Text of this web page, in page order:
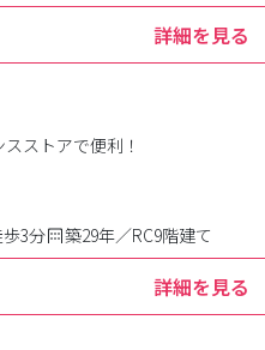
詳細を見る
トアで便利！
3分 築29年／RC9階建て
詳細を見る